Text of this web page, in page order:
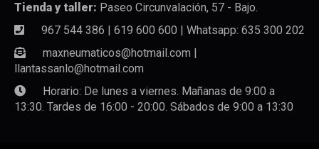
Tienda y taller: Paseo Circunvalación, 57 - Bajo.
967 544 386 | 619 600 600 | Whatsapp: 635 300 202
maxneumaticos@hotmail.com |
llantassanlo@hotmail.com
Horario: De lunes a viernes. Mañanas de 9:00 a
13:30. Tardes de 16:00 - 20:00. Sábados de 9:00 a 13:30